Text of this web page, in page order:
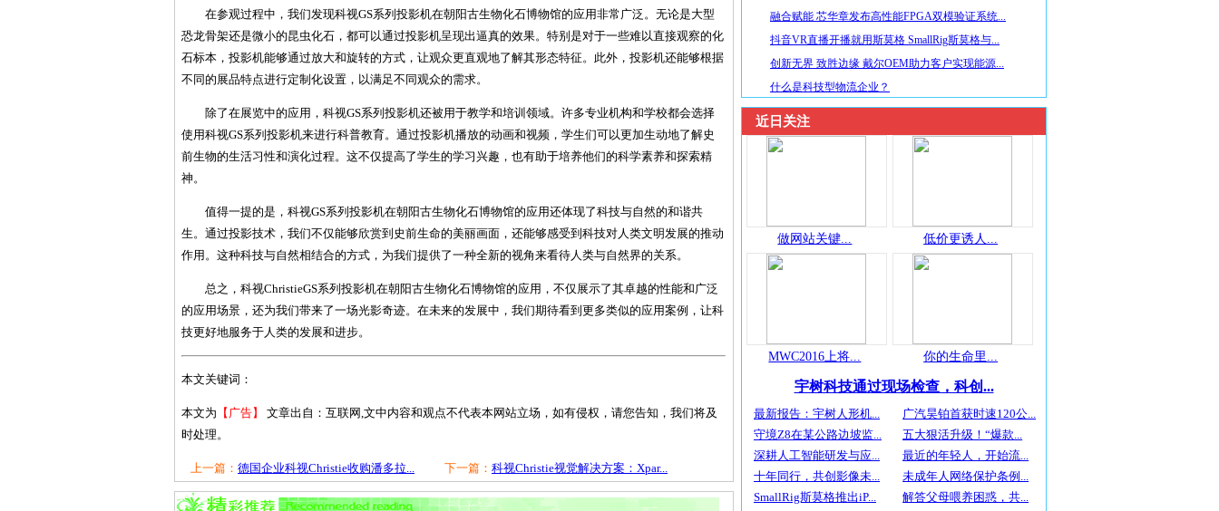
在参观过程中，我们发现科视GS系列投影机在朝阳古生物化石博物馆的应用非常广泛。无论是大型
恐龙骨架还是微小的昆虫化石，都可以通过投影机呈现出逼真的效果。特别是对于一些难以直接观察的化
石标本，投影机能够通过放大和旋转的方式，让观众更直观地了解其形态特征。此外，投影机还能够根据
不同的展品特点进行定制化设置，以满足不同观众的需求。
除了在展览中的应用，科视GS系列投影机还被用于教学和培训领域。许多专业机构和学校都会选择
使用科视GS系列投影机来进行科普教育。通过投影机播放的动画和视频，学生们可以更加生动地了解史
前生物的生活习性和演化过程。这不仅提高了学生的学习兴趣，也有助于培养他们的科学素养和探索精
神。
值得一提的是，科视GS系列投影机在朝阳古生物化石博物馆的应用还体现了科技与自然的和谐共
生。通过投影技术，我们不仅能够欣赏到史前生命的美丽画面，还能够感受到科技对人类文明发展的推动
作用。这种科技与自然相结合的方式，为我们提供了一种全新的视角来看待人类与自然界的关系。
总之，科视ChristieGS系列投影机在朝阳古生物化石博物馆的应用，不仅展示了其卓越的性能和广泛
的应用场景，还为我们带来了一场光影奇迹。在未来的发展中，我们期待看到更多类似的应用案例，让科
技更好地服务于人类的发展和进步。
本文关键词：
本文为 【广告】
文章出自：互联网,文中内容和观点不代表本网站立场，如有侵权，请您告知，我们将及
时处理。
上一篇： 德国企业科视Christie收购潘多拉... 下一篇： 科视Christie视觉解决方案：Xpar...
融合赋能 芯华章发布高性能FPGA双模验证系统...
抖音VR直播开播就用斯莫格 SmallRig斯莫格与...
创新无界 致胜边缘 戴尔OEM助力客户实现能源...
什么是科技型物流企业？
近日关注
做网站关键... 低价更诱人...
MWC2016上将... 你的生命里...
宇树科技通过现场检查，科创...
最新报告：宇树人形机...
广汽昊铂首获时速120公...
守境Z8在某公路边坡监...
五大狠活升级！“爆款...
深耕人工智能研发与应...
最近的年轻人，开始流...
十年同行，共创影像未...
未成年人网络保护条例...
SmallRig斯莫格推出iP...
解答父母喂养困惑，共...